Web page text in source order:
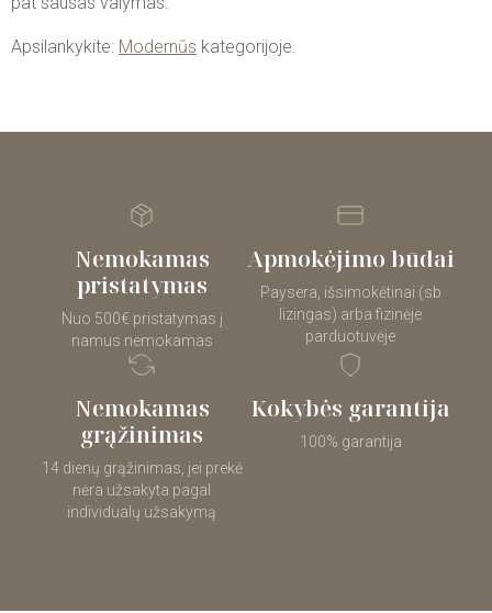
Apsilankykite: Modernūs kategorijoje.
Nemokamas
pristatymas
Nuo 500€ pristatymas į
namus nemokamas
Apmokėjimo būdai
Paysera, išsimokėtinai (sb
lizingas) arba fizinėje
parduotuvėje
Nemokamas
grąžinimas
14 dienų grąžinimas, jei prekė
nėra užsakyta pagal
individualų užsakymą
Kokybės garantija
100% garantija